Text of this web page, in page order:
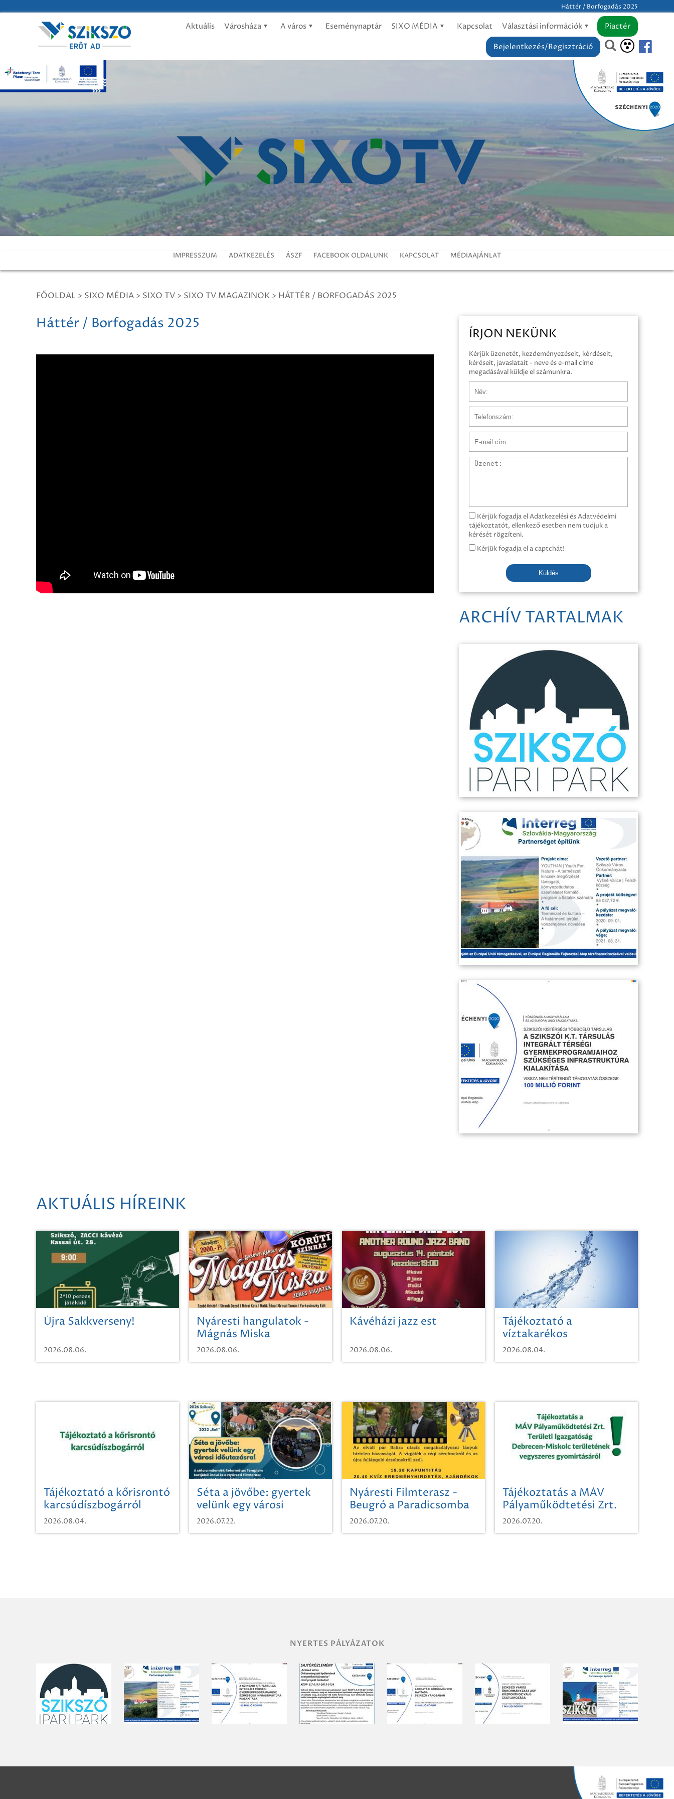
Háttér / Borfogadás 2025
Aktuális Városháza A város Eseménynaptár SIXO MÉDIA Kapcsolat Választási információk
Piactér
Bejelentkezés/Regisztráció
IMPRESSZUM ADATKEZELÉS ÁSZF FACEBOOK OLDALUNK KAPCSOLAT MÉDIAAJÁNLAT
FŐOLDAL > SIXO MÉDIA > SIXO TV > SIXO TV MAGAZINOK > HÁTTÉR / BORFOGADÁS 2025
Háttér / Borfogadás 2025
ÍRJON NEKÜNK
Kérjük üzenetét, kezdeményezéseit, kérdéseit,
kéréseit, javaslatait - neve és e-mail címe
megadásával küldje el számunkra.
Üzenet
Kérjük fogadja el Adatkezelési és Adatvédelmi
tájékoztatót, ellenkező esetben nem tudjuk a
kérését rögzíteni.
Kérjük fogadja el a captchát!
Küldés
ARCHÍV TARTALMAK
AKTUÁLIS HÍREINK
Újra Sakkverseny!
2026.08.06.
Nyáresti hangulatok -
Mágnás Miska
2026.08.06.
Kávéházi jazz est
2026.08.06.
Tájékoztató a
víztakarékos
vízhasználatról
2026.08.04.
Tájékoztató a kőrisrontó
karcsúdíszbogárról
2026.08.04.
Séta a jövőbe: gyertek
velünk egy városi
időutazásra!
2026.07.22.
Nyáresti Filmterasz -
Beugró a Paradicsomba
2026.07.20.
Tájékoztatás a MÁV
Pályaműködtetési Zrt.
Területi Igazgatóság
Debrecen-Miskolc
2026.07.20.
NYERTES PÁLYÁZATOK